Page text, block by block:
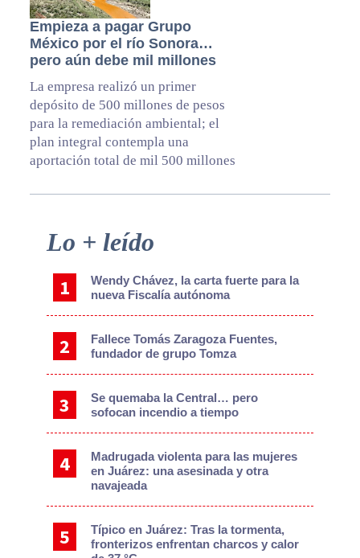
Empieza a pagar Grupo
México por el río Sonora…
pero aún debe mil millones
La empresa realizó un primer
depósito de 500 millones de pesos
para la remediación ambiental; el
plan integral contempla una
aportación total de mil 500 millones
Primary
Lo + leído
Wendy Chávez, la carta fuerte para la
nueva Fiscalía autónoma
Fallece Tomás Zaragoza Fuentes,
fundador de grupo Tomza
Se quemaba la Central… pero
sofocan incendio a tiempo
Madrugada violenta para las mujeres
en Juárez: una asesinada y otra
navajeada
Típico en Juárez: Tras la tormenta,
fronterizos enfrentan charcos y calor